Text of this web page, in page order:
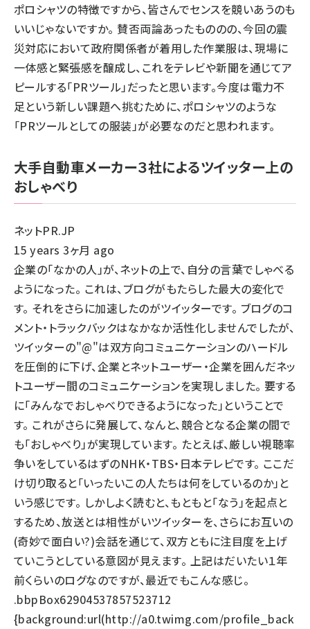
ポロシャツの特徴ですから、皆さんでセンスを競いあうのも
いいじゃないですか。 賛否両論あったもののの、今回の震
災対応において政府関係者が着用した作業服は、現場に
一体感と緊張感を醸成し、これをテレビや新聞を通じてア
ピールする「PRツール」だったと思います。今度は電力不
足という新しい課題へ挑むために、ポロシャツのような
「PRツールとしての服装」が必要なのだと思われます。
大手自動車メーカー３社によるツイッター上の
おしゃべり
ネットPR.JP
15 years 3ヶ月 ago
企業の「なかの人」が、ネットの上で、自分の言葉でしゃべる
ようになった。 これは、ブログがもたらした最大の変化で
す。 それをさらに加速したのがツイッターです。 ブログのコ
メント・トラックバックはなかなか活性化しませんでしたが、
ツイッターの"@"は双方向コミュニケーションのハードル
を圧倒的に下げ、企業とネットユーザー・企業を囲んだネッ
トユーザー間のコミュニケーションを実現しました。 要する
に「みんなでおしゃべりできるようになった」ということで
す。 これがさらに発展して、なんと、競合となる企業の間で
も「おしゃべり」が実現しています。 たとえば、厳しい視聴率
争いをしているはずのNHK・TBS・日本テレビです。 ここだ
け切り取ると「いったいこの人たちは何をしているのか」と
いう感じです。 しかしよく読むと、もともと「なう」を起点と
するため、放送とは相性がいツイッターを、さらにお互いの
(奇妙で面白い?)会話を通じて、双方ともに注目度を上げ
ていこうとしている意図が見えます。 上記はだいたい１年
前くらいのログなのですが、最近でもこんな感じ。
.bbpBox62904537857523712
{background:url(http://a0.twimg.com/profile_back